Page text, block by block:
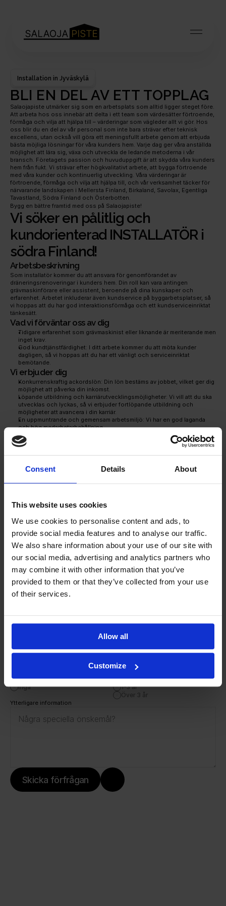
Consent Details About
This website uses cookies
We use cookies to personalise content and ads, to
provide social media features and to analyse our traffic.
We also share information about your use of our site with
our social media, advertising and analytics partners who
may combine it with other information that you’ve
provided to them or that they’ve collected from your use
of their services.
Allow all
Customize
Installation in Jyväskylä
BLI EN DEL AV ETT TOPPLAG
Salaojapiste utmärker sig som en arbetsplats som alltid ligger steget före.
Att arbeta hos oss innebär att delta i ett team som värdesätter förtroende,
förmåga och vilja att hjälpa till – värderingar som vägleder allt vi gör. Hos
oss blir du en del av vår personal som inte bara strävar efter teknisk
excellens, utan också vill göra ett meningsfullt arbete genom att erbjuda
bästa möjliga lösningar för våra kunders hem. Varje dag ger våra anställda
möjlighet att lära sig, växa och utveckla de ledande metoderna i vår
bransch. Företagets passion och huvuduppgift är att skydda våra kunders
hem från fukt. Vi strävar efter högkvalitativt arbete, att bygga förtroende
med våra kunder och kontinuerlig utveckling. Våra värderingar är
förtroende, förmåga och vilja att hjälpa till, och vår verksamhet täcker för
närvarande landskapen i Mellersta Finland, Birkaland, Savolax, Egentliga
Tavastland, Södra Finland och Österbotten.
Bygg en bättre framtid med oss ​​på Salaojapiste!
Vi söker en pålitlig och
kundorienterad INSTALLATÖR i
södra Finland!
Arbetsbeskrivning
Som installatör kommer du att ansvara för genomförandet av
dräneringsrenoveringar i kunders hem. Din roll kan vara antingen
grävmaskinförare eller assistent, beroende på dina kunskaper och
erfarenhet. Arbetet inkluderar även kundservice på byggarbetsplatser, så
vi hoppas att du har god interaktionsförmåga och ett kundserviceinriktat
tänkesätt.
Vad vi förväntar oss av dig
Tidigare erfarenhet som grävmaskinist eller liknande är meriterande men
inget krav.
God kundtjänstfärdighet: I ditt arbete kommer du att möta kunder
dagligen, så vi hoppas att du har ett vänligt och serviceinriktat
bemötande.
Vi erbjuder dig
Konkurrenskraftig ackordslön: Din lön bestäms av jobbet, vilket ger dig
möjlighet att påverka din inkomst.
Löpande utbildning och karriärutvecklingsmöjligheter: Vi vill att du ska
utvecklas och lyckas, så vi erbjuder fortlöpande utbildning och
möjligheter att avancera i din karriär.
En uppmuntrande och gemensam arbetsmiljö: Vi har en god laganda
och hög medarbetarbehållning.
Hur man ansöker
post till oskari.eskola@salaojapiste.fi eller så kan du fylla i jobbansökan
ansökan varför du skulle vara det perfekta tillskottet till vårt Salaojapiste-
ÖPPEN JOBBANSÖKAN
info@salaojapiste.fi
Ring oss
TikTok Instagram Youtube Facebook
Namn
Ja
Inga
Arbetslivserfarenhet
Mindre än ett år
1-3 år
Över 3 år
Ytterligare information
Skicka förfrågan